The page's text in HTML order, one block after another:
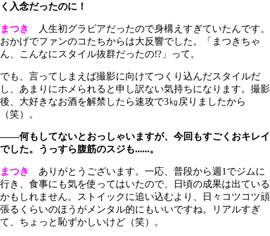
く入念だったのに！
まつき
人生初グラビアだったので身構えすぎていたんです。
おかげでファンのコたちからは大反響でした。「まつきちゃ
ん、こんなにスタイル抜群だったの!?」って。
でも、言ってしまえば撮影に向けてつくり込んだスタイルだ
し、あまりにホメられると申し訳ない気持ちになります。撮影
後、大好きなお酒を解禁したら速攻で3㎏戻りましたから
（笑）。
――何もしてないとおっしゃいますが、今回もすごくおキレイ
でした。うっすら腹筋のスジも......。
まつき
ありがとうございます。一応、普段から週1でジムに
行き、食事にも気を使ってはいたので、日頃の成果は出ている
かもしれません。ストイックに追い込むより、日々コツコツ頑
張るくらいのほうがメンタル的にもいいですね。リアルすぎ
て、ちょっと恥ずかしいけど（笑）。